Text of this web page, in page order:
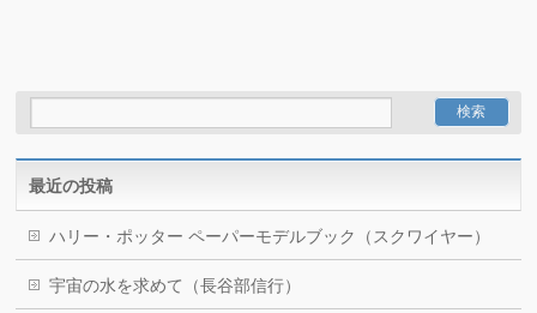
最近の投稿
ハリー・ポッター ペーパーモデルブック（スクワイヤー）
宇宙の水を求めて（長谷部信行）